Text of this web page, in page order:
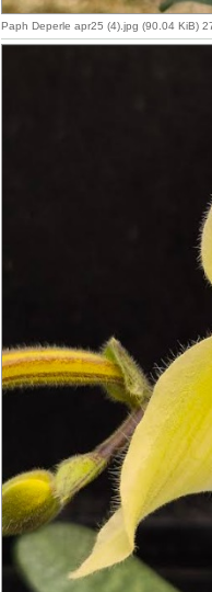
Paph Deperle apr25 (4).jpg (90.04 KiB)